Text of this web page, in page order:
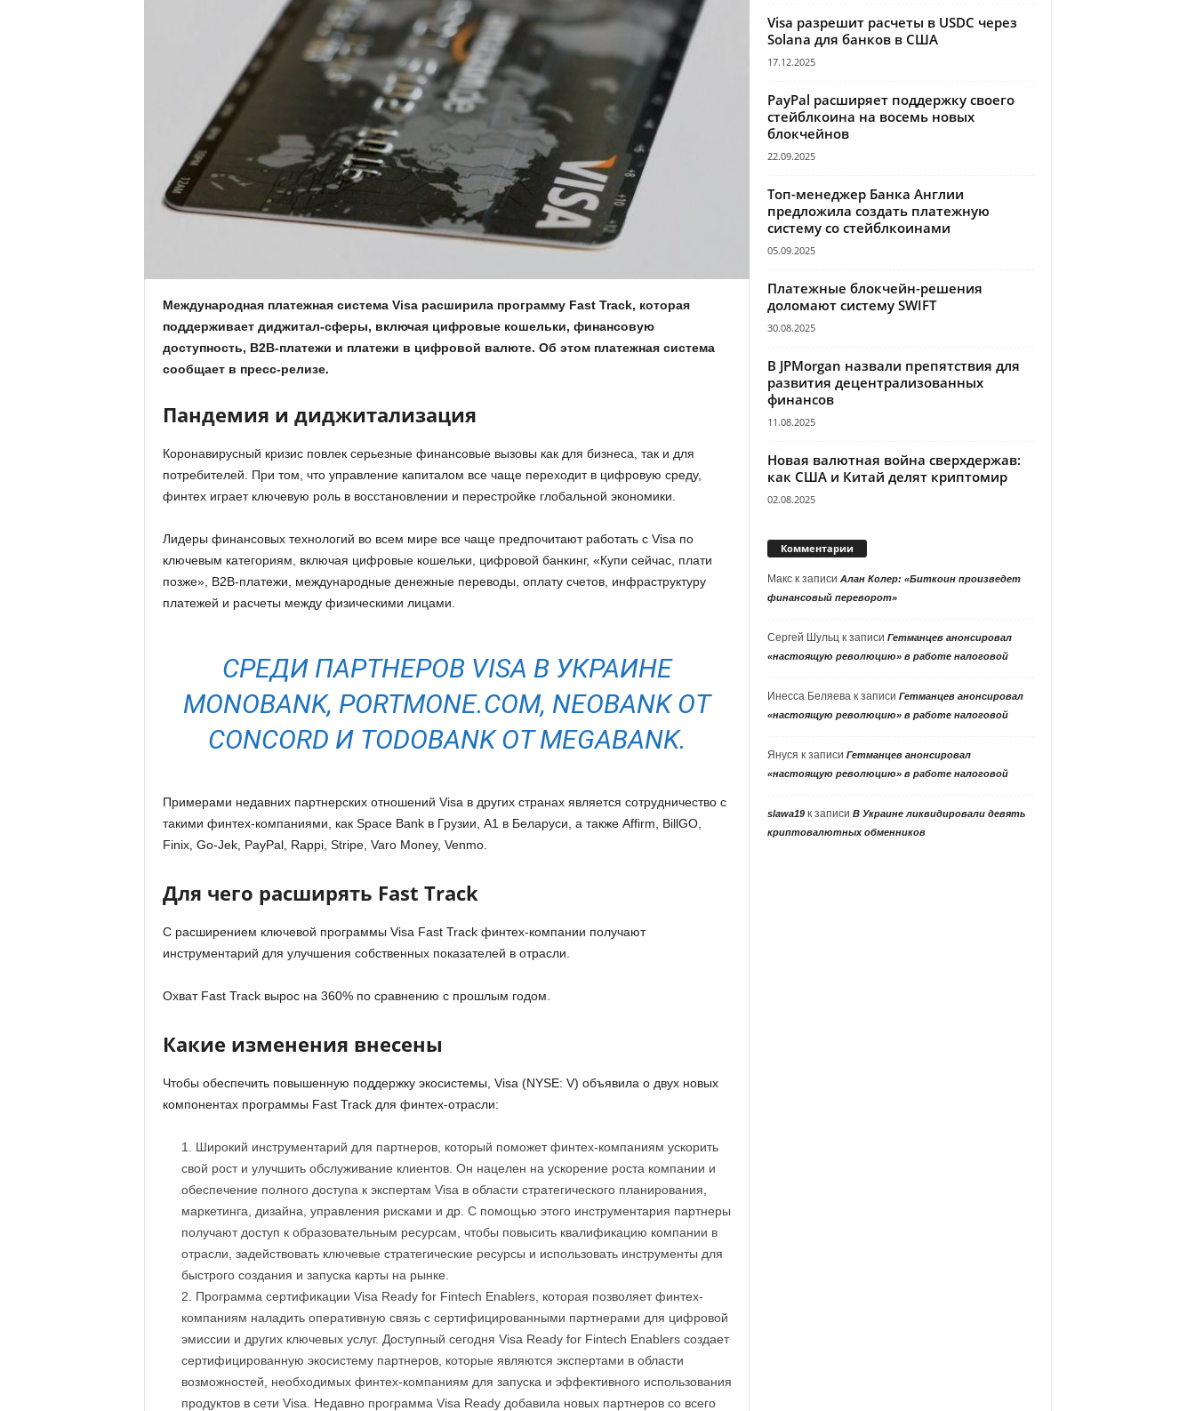
c
.
u
Международная платежная система Visa расширила программу Fast Track, которая
поддерживает диджитал-сферы, включая цифровые кошельки, финансовую
доступность, B2B-платежи и платежи в цифровой валюте. Об этом платежная система
сообщает в пресс-релизе.
Пандемия и диджитализация
Коронавирусный кризис повлек серьезные финансовые вызовы как для бизнеса, так и для
потребителей. При том, что управление капиталом все чаще переходит в цифровую среду,
финтех играет ключевую роль в восстановлении и перестройке глобальной экономики.
Лидеры финансовых технологий во всем мире все чаще предпочитают работать с Visa по
ключевым категориям, включая цифровые кошельки, цифровой банкинг, «Купи сейчас, плати
позже», B2B-платежи, международные денежные переводы, оплату счетов, инфраструктуру
платежей и расчеты между физическими лицами.
СРЕДИ ПАРТНЕРОВ VISA В УКРАИНЕ
MONOBANK, PORTMONE.COM, NEOBANK ОТ
CONCORD И TODOBANK ОТ MEGABANK.
Примерами недавних партнерских отношений Visa в других странах является сотрудничество с
такими финтех-компаниями, как Space Bank в Грузии, А1 в Беларуси, а также Affirm, BillGO,
Finix, Go-Jek, PayPal, Rappi, Stripe, Varo Money, Venmo.
Для чего расширять Fast Track
С расширением ключевой программы Visa Fast Track финтех-компании получают
инструментарий для улучшения собственных показателей в отрасли.
Охват Fast Track вырос на 360% по сравнению с прошлым годом.
Какие изменения внесены
Чтобы обеспечить повышенную поддержку экосистемы, Visa (NYSE: V) объявила о двух новых
компонентах программы Fast Track для финтех-отрасли:
Широкий инструментарий для партнеров, который поможет финтех-компаниям ускорить
свой рост и улучшить обслуживание клиентов. Он нацелен на ускорение роста компании и
обеспечение полного доступа к экспертам Visa в области стратегического планирования,
маркетинга, дизайна, управления рисками и др. С помощью этого инструментария партнеры
получают доступ к образовательным ресурсам, чтобы повысить квалификацию компании в
отрасли, задействовать ключевые стратегические ресурсы и использовать инструменты для
быстрого создания и запуска карты на рынке.
Программа сертификации Visa Ready for Fintech Enablers, которая позволяет финтех-
компаниям наладить оперативную связь с сертифицированными партнерами для цифровой
эмиссии и других ключевых услуг. Доступный сегодня Visa Ready for Fintech Enablers создает
сертифицированную экосистему партнеров, которые являются экспертами в области
возможностей, необходимых финтех-компаниям для запуска и эффективного использования
продуктов в сети Visa. Недавно программа Visa Ready добавила новых партнеров со всего
Visa разрешит расчеты в USDC через
Solana для банков в США
17.12.2025
PayPal расширяет поддержку своего
стейблкоина на восемь новых
блокчейнов
22.09.2025
Топ-менеджер Банка Англии
предложила создать платежную
систему со стейблкоинами
05.09.2025
Платежные блокчейн-решения
доломают систему SWIFT
30.08.2025
В JPMorgan назвали препятствия для
развития децентрализованных
финансов
11.08.2025
Новая валютная война сверхдержав:
как США и Китай делят криптомир
02.08.2025
Комментарии
Макск записи Алан Колер: «Биткоин произведет
финансовый переворот»
Сергей Шульцк записи Гетманцев анонсировал
«настоящую революцию» в работе налоговой
Инесса Беляевак записи Гетманцев анонсировал
«настоящую революцию» в работе налоговой
Януся к записи Гетманцев анонсировал
«настоящую революцию» в работе налоговой
slawa19к записи В Украине ликвидировали девять
криптовалютных обменников